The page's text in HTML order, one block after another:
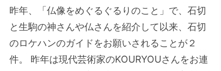
昨年、「仏像をめぐるぐるりのこと」で、石切
と生駒の神さんや仏さんを紹介して以来、石切
のロケハンのガイドをお願いされることが２
件。 昨年は現代芸術家のKOURYOUさんをお連